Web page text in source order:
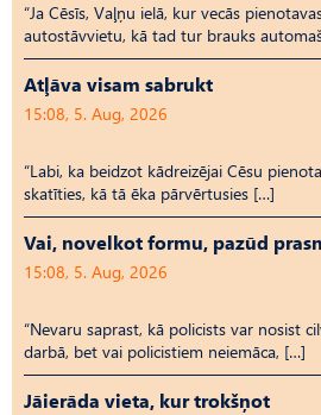
“Ja Cēsīs, Vaļņu ielā, kur vecās
autostāvvietu, kā tad tur brauks
Atļāva visam sabrukt
15:08, 5. Aug, 2026
“Labi, ka beidzot kādreizējai Cēsu
skatīties, kā tā ēka pārvērtusies […]
Vai, novelkot formu, pazūd
15:08, 5. Aug, 2026
“Nevaru saprast, kā policists var nosist
darbā, bet vai policistiem neiemāca, […]
Jāierāda vieta, kur trokšņot